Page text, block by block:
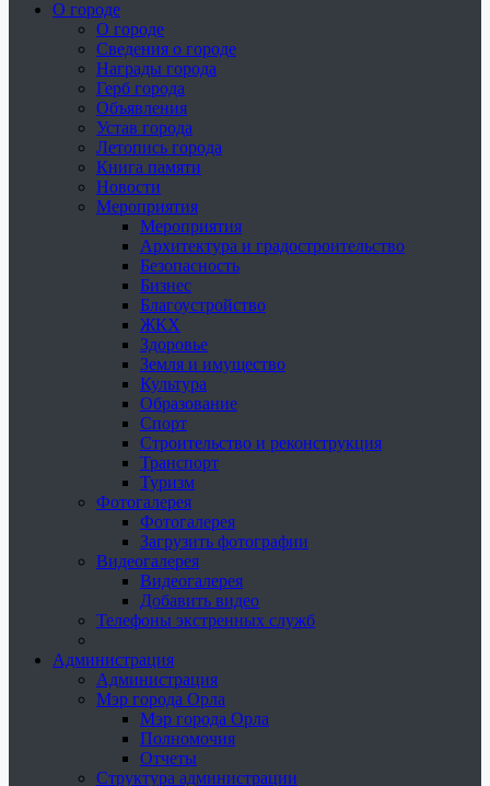
О городе
О городе
Сведения о городе
Награды города
Герб города
Объявления
Устав города
Летопись города
Книга памяти
Новости
Мероприятия
Мероприятия
Архитектура и градостроительство
Безопасность
Бизнес
Благоустройство
ЖКХ
Здоровье
Земля и имущество
Культура
Образование
Спорт
Строительство и реконструкция
Транспорт
Туризм
Фотогалерея
Фотогалерея
Загрузить фотографии
Видеогалерея
Видеогалерея
Добавить видео
Телефоны экстренных служб
Администрация
Администрация
Мэр города Орла
Мэр города Орла
Полномочия
Отчеты
Структура администрации